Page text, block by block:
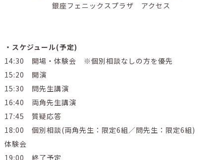
銀座フェニックスプラザ アクセス
・スケジュール(予定)
14:30 開場・体験会 ※個別相談なしの方を優先
15:20 開演
15:30 問先生講演
16:40 両角先生講演
17:45 質疑応答
18:00 個別相談(両角先生：限定6組／問先生：限定6組)
体験会
19:00 終了予定